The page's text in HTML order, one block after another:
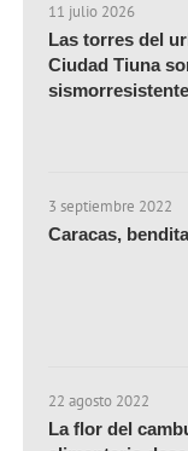
11 julio 2026
Las torres del
Ciudad Tiuna
3 septiembre 2022
Caracas,
22 agosto 2022
La flor del